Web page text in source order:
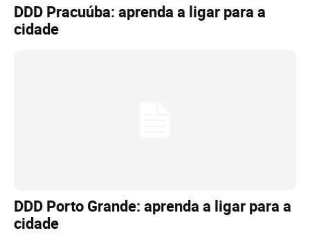
DDD Pracuúba: aprenda a ligar para a
cidade
DDD Porto Grande: aprenda a ligar para a
cidade